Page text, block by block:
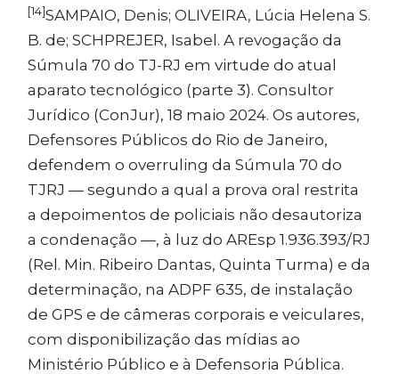
[14]SAMPAIO, Denis; OLIVEIRA, Lúcia Helena S.
B. de; SCHPREJER, Isabel. A revogação da
Súmula 70 do TJ-RJ em virtude do atual
aparato tecnológico (parte 3). Consultor
Jurídico (ConJur), 18 maio 2024. Os autores,
Defensores Públicos do Rio de Janeiro,
defendem o overruling da Súmula 70 do
TJRJ — segundo a qual a prova oral restrita
a depoimentos de policiais não desautoriza
a condenação —, à luz do AREsp 1.936.393/RJ
(Rel. Min. Ribeiro Dantas, Quinta Turma) e da
determinação, na ADPF 635, de instalação
de GPS e de câmeras corporais e veiculares,
com disponibilização das mídias ao
Ministério Público e à Defensoria Pública.